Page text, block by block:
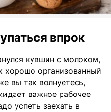
впрок
кувшин с молоком,
хорошо организованный
вы так волнуетесь,
важное рабочее
успеть заехать в